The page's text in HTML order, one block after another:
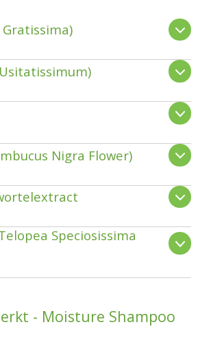
Nigra Flower)
Speciosissima
- Moisture Shampoo